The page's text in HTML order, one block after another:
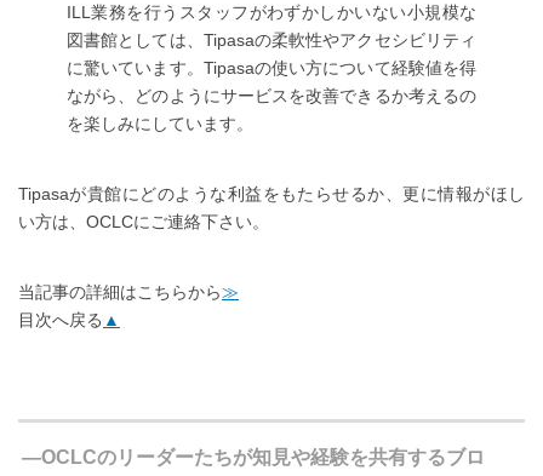
ILL業務を行うスタッフがわずかしかいない小規模な
図書館としては、Tipasaの柔軟性やアクセシビリティ
に驚いています。Tipasaの使い方について経験値を得
ながら、どのようにサービスを改善できるか考えるの
を楽しみにしています。
Tipasaが貴館にどのような利益をもたらせるか、更に情報がほし
い方は、OCLCにご連絡下さい。
当記事の詳細はこちらから≫
目次へ戻る ▲
―OCLCのリーダーたちが知見や経験を共有するブロ